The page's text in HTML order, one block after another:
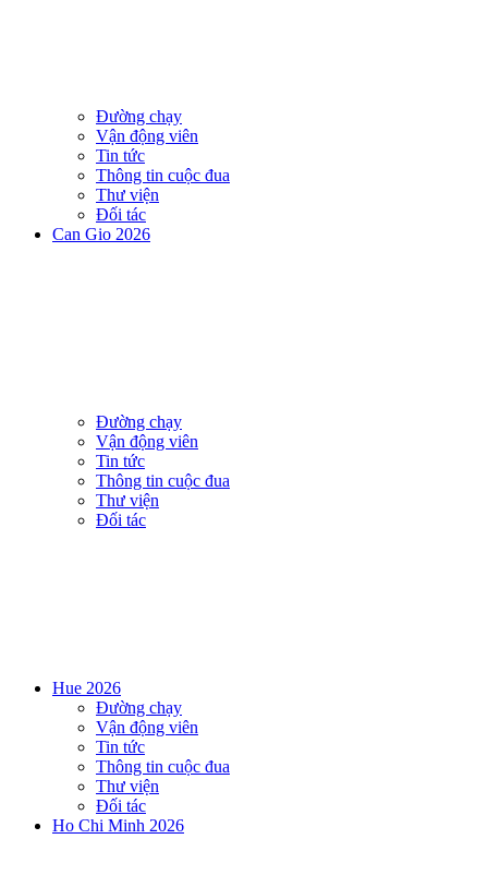
Đường chạy
Vận động viên
Tin tức
Thông tin cuộc đua
Thư viện
Đối tác
Can Gio 2026
Đường chạy
Vận động viên
Tin tức
Thông tin cuộc đua
Thư viện
Đối tác
Hue 2026
Đường chạy
Vận động viên
Tin tức
Thông tin cuộc đua
Thư viện
Đối tác
Ho Chi Minh 2026